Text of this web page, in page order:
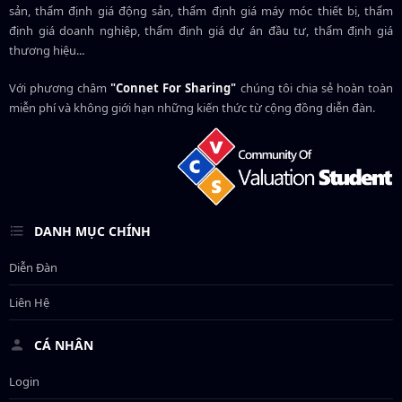
sản, thẩm định giá động sản, thẩm định giá máy móc thiết bị, thẩm
định giá doanh nghiệp, thẩm định giá dự án đầu tư, thẩm định giá
thương hiệu...
Với phương châm"Connet For Sharing" chúng tôi chia sẻ hoàn toàn
miễn phí và không giới hạn những kiến thức từ cộng đồng diễn đàn.
DANH MỤC CHÍNH
Diễn Đàn
Liên Hệ
CÁ NHÂN
Login